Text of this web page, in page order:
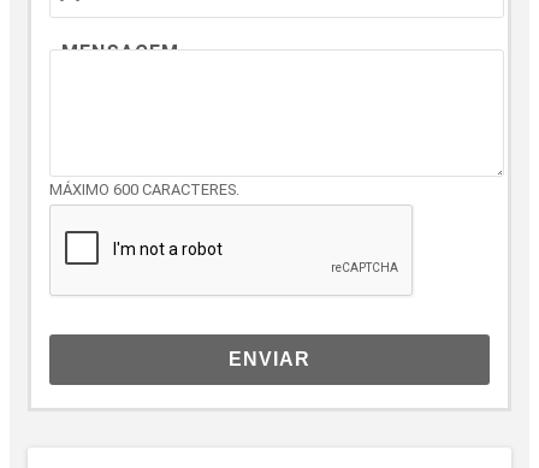
MENSAGEM
MÁXIMO 600 CARACTERES.
ENVIAR